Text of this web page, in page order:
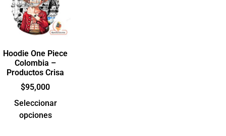
Hoodie One Piece
Colombia –
Productos Crisa
$95,000
Seleccionar
opciones